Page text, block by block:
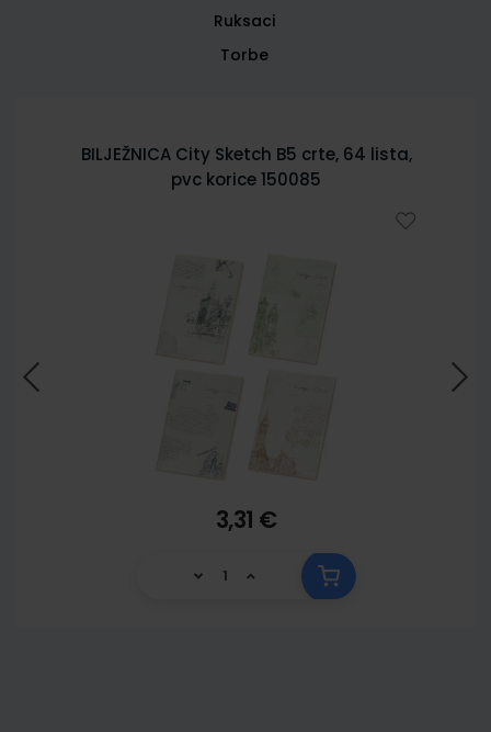
Ruksaci
Torbe
BILJEŽNICA City Sketch B5 crte, 64 lista,
pvc korice 150085
3,31 €